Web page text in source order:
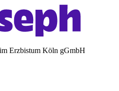
Erzbistum Köln gGmbH